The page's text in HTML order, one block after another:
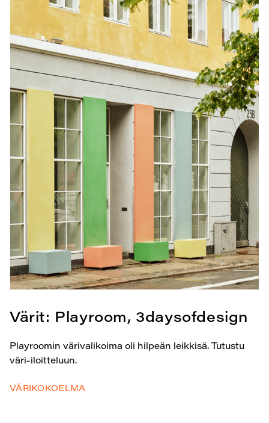
Värit: Playroom, 3daysofdesign
Playroomin värivalikoima oli hilpeän leikkisä. Tutustu
väri-iloitteluun.
VÄRIKOKOELMA